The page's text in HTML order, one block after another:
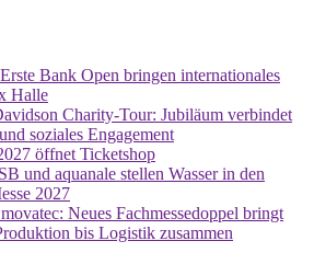
Bank Open bringen internationales
Halle
Charity-Tour: Jubiläum verbindet
soziales Engagement
öffnet Ticketshop
und aquanale stellen Wasser in den
2027
Neues Fachmessedoppel bringt
bis Logistik zusammen